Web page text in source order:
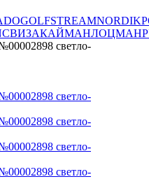
GOLFSTREAMNORDIK
ВИЗАКАЙМАНЛОЦМАН
светло-